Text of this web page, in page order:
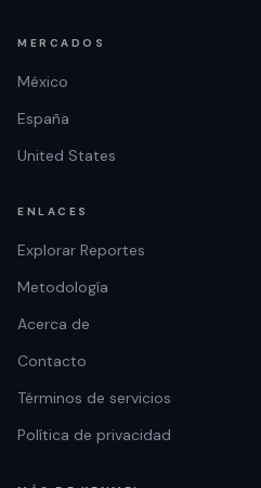
MERCADOS
México
España
United States
ENLACES
Explorar Reportes
Metodología
Acerca de
Contacto
Términos de servicios
Política de privacidad